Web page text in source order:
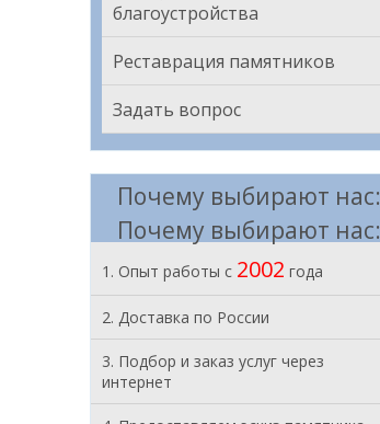
благоустройства
Реставрация памятников
Задать вопрос
Почему выбирают нас:
Почему выбирают нас:
1. Опыт работы с 2002 года
2. Доставка по России
3. Подбор и заказ услуг через
интернет